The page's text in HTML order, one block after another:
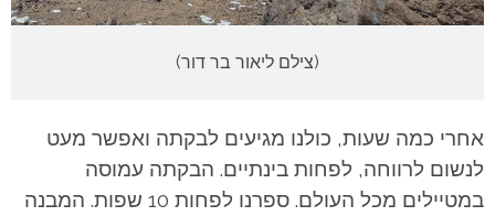
(צילם ליאור בר דור)
אחרי כמה שעות, כולנו מגיעים לבקתה ואפשר מעט
לנשום לרווחה, לפחות בינתיים. הבקתה עמוסה
במטיילים מכל העולם. ספרנו לפחות 10 שפות. המבנה